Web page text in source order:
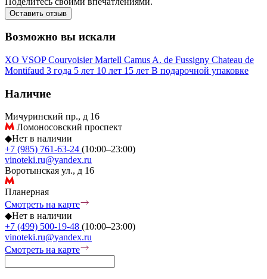
Оставить отзыв
Возможно вы искали
XO VSOPCourvoisierMartell Camus A. de Fussigny Chateau de
Montifaud 3 года 5 лет 10 лет 15 лет В подарочной упаковке
Наличие
Мичуринский пр., д 16
Ломоносовский проспект
◆Нет в наличии
+7 (985) 761-63-24 (10:00–23:00)
vinoteki.ru@yandex.ru
Воротынская ул., д 16
Планерная
Смотреть на карте
◆Нет в наличии
+7 (499) 500-19-48 (10:00–23:00)
vinoteki.ru@yandex.ru
Смотреть на карте